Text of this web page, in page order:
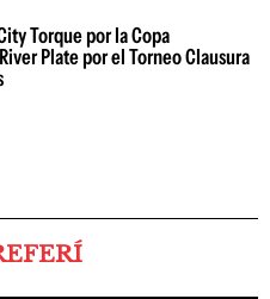
Torque por la Copa
Plate por el Torneo Clausura